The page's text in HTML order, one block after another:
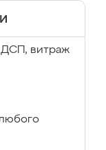
ДСП, витраж